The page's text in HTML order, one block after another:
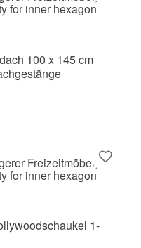
100 x 145 cm
1-